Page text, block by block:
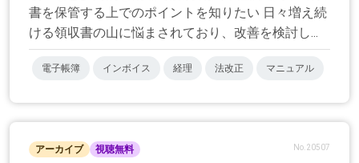
書を保管する上でのポイントを知りたい 日々増え続
ける領収書の山に悩まされており、改善を検討し...
電子帳簿 インボイス 経理 法改正 マニュアル
アーカイブ 視聴無料 No.20507